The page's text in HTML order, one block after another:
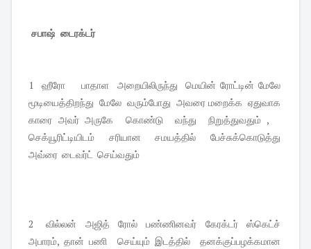
சபாஷ் டைரக்டர்
1 ஹீரோ பாதாள அறையிலிருந்து மெயின் ரோட்டின் மேலே
மூடியைத்திறந்து மேலே வரும்போது அவரை மறைக்க ஏதுவாக
காரை அவர் அருகே கொண்டு வந்து நிறுத்துவதும் ,
செக்யூரிட்டியிடம் சரியான சமயத்தில் பேச்சுக்கொடுத்து
அவ்ரை டைவர்ட் செய்வதும்
2 வில்லன் அஜித் ரோல் பண்ணினவர் கேரக்டர் ஸ்கெட்ச்
அபாரம், தான் பணி செய்யும் இடத்தில் தனக்குப்பழக்கமான